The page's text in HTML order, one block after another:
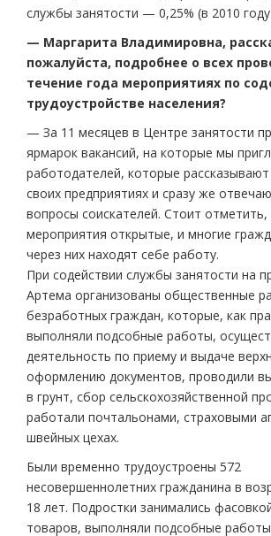
службы занятости — 0,25% (в 2010
— Маргарита Владимировна,
пожалуйста, подробнее о всех
течение года мероприятиях по
трудоустройстве населения?
— За 11 месяцев в Центре занятости
ярмарок вакансий, на которые мы
работодателей, которые рассказывают
своих предприятиях и сразу же
вопросы соискателей. Стоит
мероприятия открытые, и многие
через них находят себе работу.
При содействии службы занятости на
Артема организованы общественные
безработных граждан, которые, как
выполняли подсобные работы,
деятельность по приему и выдаче
оформлению документов, проводили
в грунт, сбор сельскохозяйственной
работали почтальонами, страховыми
швейных цехах.
Были временно трудоустроены 572
несовершеннолетних гражданина в
18 лет. Подростки занимались
товаров, выполняли подсобные